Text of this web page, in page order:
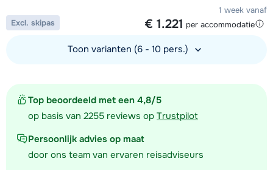
Top beoordeeld met een 4,8/5
op basis van 2255 reviews op Trustpilot
Persoonlijk advies op maat
door ons team van ervaren reisadviseurs
1 week vanaf
€ 1.221 per accommodatie
Excl. skipas
Toon varianten (6 - 10 pers.)